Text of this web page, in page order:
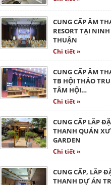
CUNG CẤP ÂM
RESORT TẠI NINH
THUẬN
Chi tiết »
CUNG CẤP ÂM
TB HỘI THẢO
TÂM HỘI…
Chi tiết »
CUNG CẤP LẮP
THANH QUÁN
GARDEN
Chi tiết »
CUNG CẤP, LẮP
THANH DỰ ÁN